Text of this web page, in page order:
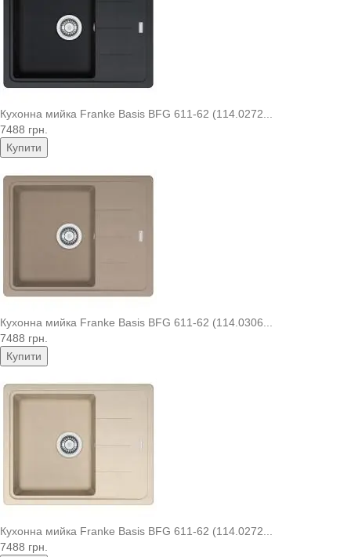
Кухонна мийка Franke Basis BFG 611-62 (114.0272...
7488 грн.
Купити
Кухонна мийка Franke Basis BFG 611-62 (114.0306...
7488 грн.
Купити
Кухонна мийка Franke Basis BFG 611-62 (114.0272...
7488 грн.